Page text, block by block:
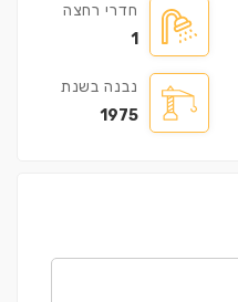
חדרי רחצה
1
נבנה בשנת
1975